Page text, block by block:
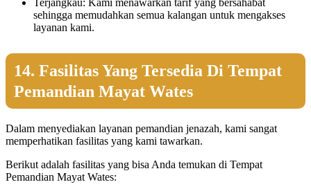
Terjangkau: Kami menawarkan tarif yang bersahabat
sehingga memudahkan semua kalangan untuk mengakses
layanan kami.
14. Fasilitas Yang Tersedia Di Tempat
Pemandian Mayat Wates
Dalam menyediakan layanan pemandian jenazah, kami sangat
memperhatikan fasilitas yang kami tawarkan.
Berikut adalah fasilitas yang bisa Anda temukan di Tempat
Pemandian Mayat Wates: